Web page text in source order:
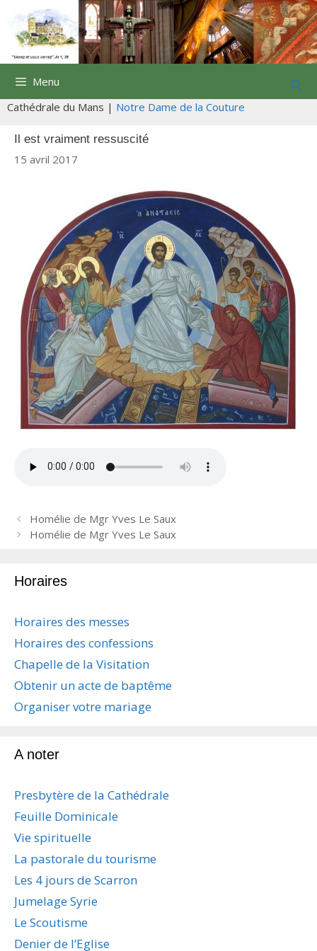
contenu
Menu
Cathédrale du Mans | Notre Dame de la Couture
Il est vraiment ressuscité
15 avril 2017
N
a
g
i
o
n
e
s
t
l
e
Homélie de Mgr Yves Le Saux
Homélie de Mgr Yves Le Saux
Horaires
Horaires des messes
Horaires des confessions
Chapelle de la Visitation
Obtenir un acte de baptême
Organiser votre mariage
A noter
Presbytère de la Cathédrale
Feuille Dominicale
Vie spirituelle
La pastorale du tourisme
Les 4 jours de Scarron
Jumelage Syrie
Le Scoutisme
Denier de l’Eglise